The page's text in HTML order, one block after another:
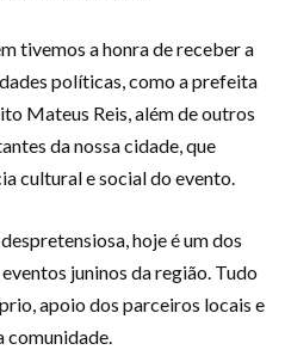
tivemos a honra de receber a
políticas, como a prefeita
Mateus Reis, além de outros
da nossa cidade, que
cultural e social do evento.
hoje é um dos
juninos da região. Tudo
apoio dos parceiros locais e
comunidade.